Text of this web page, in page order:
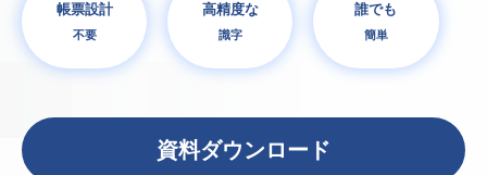
帳票設計
不要
高精度な
識字
誰でも
簡単
資料ダウンロード